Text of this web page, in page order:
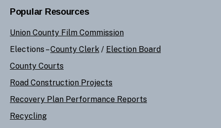
Popular Resources
Union County Film Commission
Elections –County Clerk / Election Board
County Courts
Road Construction Projects
Recovery Plan Performance Reports
Recycling